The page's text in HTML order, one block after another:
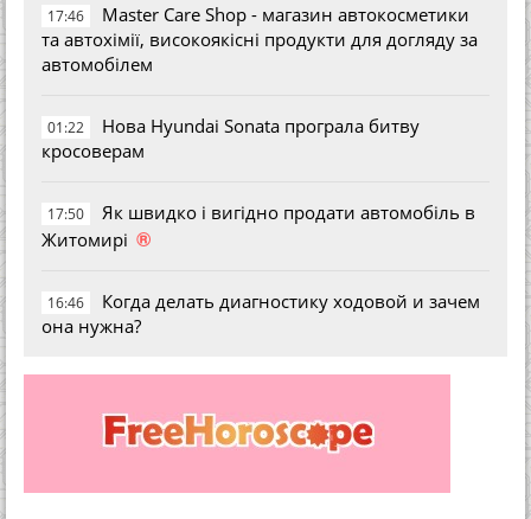
17:46
Master Care Shop - магазин автокосметики
та автохімії, високоякісні продукти для догляду за
автомобілем
01:22
Нова Hyundai Sonata програла битву
кросоверам
17:50
Як швидко і вигідно продати автомобіль в
Житомирі ®
16:46
Когда делать диагностику ходовой и зачем
она нужна?